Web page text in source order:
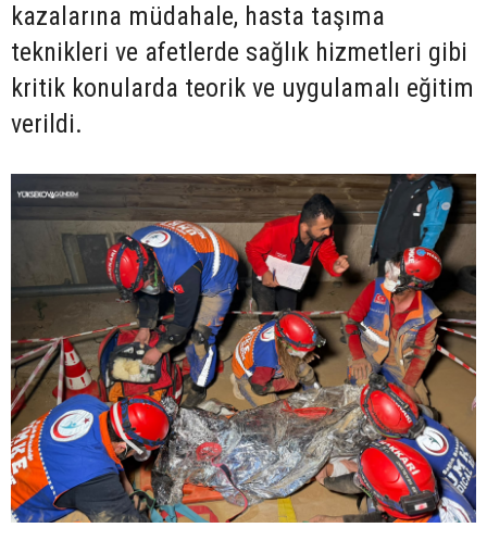
kazalarına müdahale, hasta taşıma
teknikleri ve afetlerde sağlık hizmetleri gibi
kritik konularda teorik ve uygulamalı eğitim
verildi.